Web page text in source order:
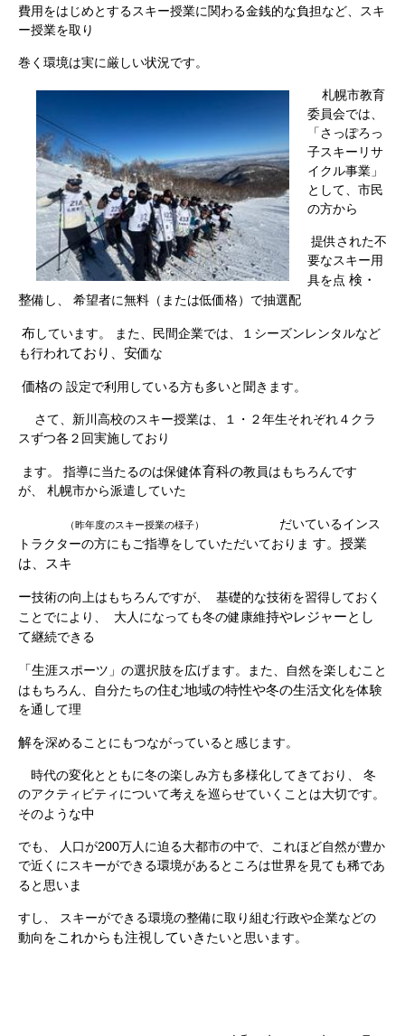
費用をはじめとするスキー授業に関わる金銭的な負担など、スキ
ー授業を取り
巻く環境は実に厳しい状況です。
札幌市教育
委員会では、
「さっぽろっ
子スキーリサ
イクル事業」
として、市民
の方から
提供された不
要なスキー用
具を点 検・
整備し、 希望者に無料（または低価格）で抽選配
布しています。 また、民間企業では、１シーズンレンタルなど
も行われており、 安価な
価格の 設定で利用している方も多いと聞きます。
さて、新川高校のスキー授業は、１・２年生それぞれ４クラ
スずつ各２回実施しており
ます。 指導に当たるのは保健体育科の教員はもちろんです
が、 札幌市から派遣していた
（昨年度のスキー授業の様子）
だいているインス
トラクターの方にもご指導をしていただいておりま す。 授業
は、スキ
ー技術の向上はもちろんですが、 基礎的な技術を習得しておく
ことでにより、 大人になっても冬の健康維持やレジャーと し
て継続できる
「生涯スポーツ」の選択肢を広げます。また、自然を楽しむこと
はもちろん、自分たちの住む地域の特性や冬の生活文化を体験
を通して理
解を深めることにもつながっていると感じます。
時代の変化とともに冬の楽しみ方も多様化してきており、 冬
のアクティビティについて考えを巡らせていくことは大切です。
そのような中
でも、 人口が200万人に迫る大都市の中で、これほど自然が豊か
で近くにスキーができる環境があるところは世界を見ても稀であ
ると思いま
すし、 スキーができる環境の整備に取り組む行政や企業などの
動向 をこれから も注視していき たいと思います。